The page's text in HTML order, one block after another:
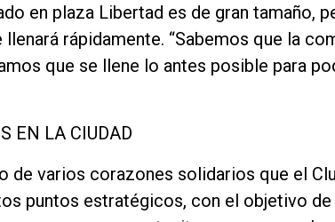
en plaza Libertad es de gran tamaño,
rápidamente. “Sabemos que la
que se llene lo antes posible para
EN LA CIUDAD
de varios corazones solidarios que el
puntos estratégicos, con el objetivo